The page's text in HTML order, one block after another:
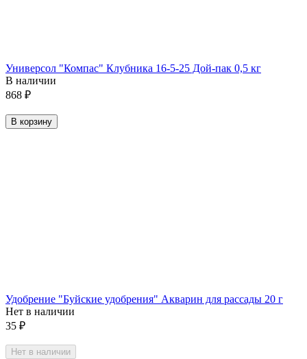
Универсол "Компас" Клубника 16-5-25 Дой-пак 0,5 кг
В наличии
868 ₽
В корзину
Удобрение "Буйские удобрения" Акварин для рассады 20 г
Нет в наличии
35 ₽
Нет в наличии